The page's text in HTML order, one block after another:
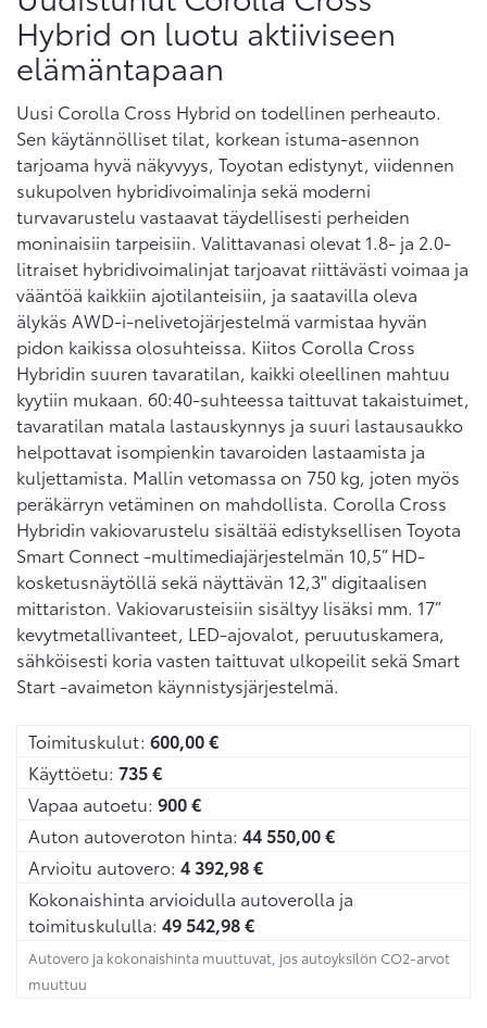
Hybrid on luotu aktiiviseen
elämäntapaan
Uusi Corolla Cross Hybrid on todellinen perheauto.
Sen käytännölliset tilat, korkean istuma-asennon
tarjoama hyvä näkyvyys, Toyotan edistynyt, viidennen
sukupolven hybridivoimalinja sekä moderni
turvavarustelu vastaavat täydellisesti perheiden
moninaisiin tarpeisiin. Valittavanasi olevat 1.8- ja 2.0-
litraiset hybridivoimalinjat tarjoavat riittävästi voimaa ja
vääntöä kaikkiin ajotilanteisiin, ja saatavilla oleva
älykäs AWD-i-nelivetojärjestelmä varmistaa hyvän
pidon kaikissa olosuhteissa. Kiitos Corolla Cross
Hybridin suuren tavaratilan, kaikki oleellinen mahtuu
kyytiin mukaan. 60:40-suhteessa taittuvat takaistuimet,
tavaratilan matala lastauskynnys ja suuri lastausaukko
helpottavat isompienkin tavaroiden lastaamista ja
kuljettamista. Mallin vetomassa on 750 kg, joten myös
peräkärryn vetäminen on mahdollista. Corolla Cross
Hybridin vakiovarustelu sisältää edistyksellisen Toyota
Smart Connect -multimediajärjestelmän 10,5” HD-
kosketusnäytöllä sekä näyttävän 12,3" digitaalisen
mittariston. Vakiovarusteisiin sisältyy lisäksi mm. 17”
kevytmetallivanteet, LED-ajovalot, peruutuskamera,
sähköisesti koria vasten taittuvat ulkopeilit sekä Smart
Start -avaimeton käynnistysjärjestelmä.
Toimituskulut: 600,00€
Käyttöetu: 735€
Vapaa autoetu: 900€
Auton autoveroton hinta: 44 550,00€
Arvioitu autovero: 4 392,98€
Kokonaishinta arvioidulla autoverolla ja
toimituskululla: 49 542,98€
Autovero ja kokonaishinta muuttuvat, jos autoyksilön CO2-arvot
muuttuu